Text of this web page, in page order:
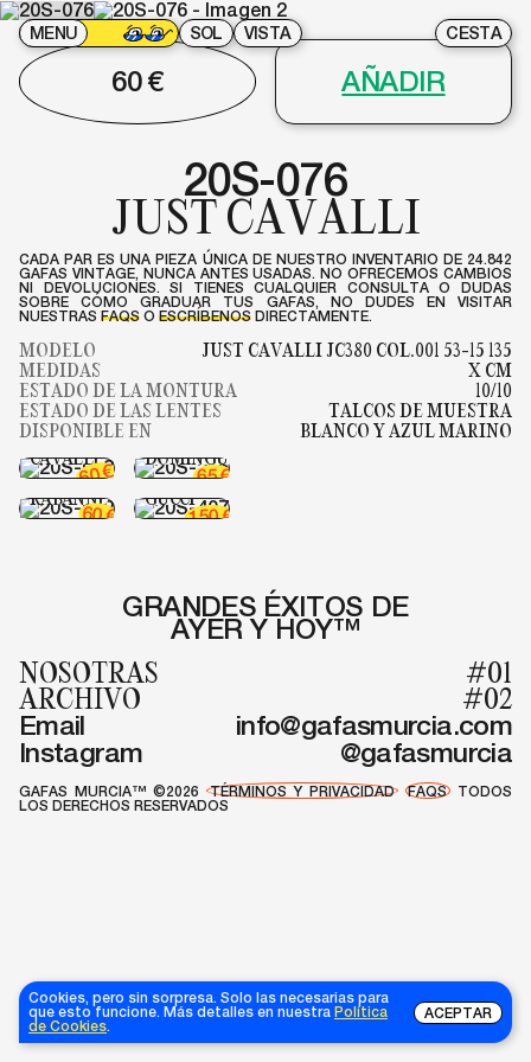
Cookies, pero sin sorpresa. Solo las necesarias para
que esto funcione. Más detalles en nuestra
Política
de Cookies
ACEPTAR
MENU SOL VISTA CESTA
20S-076
JUST CAVALLI
CADA PAR ES UNA PIEZA ÚNICA DE NUESTRO INVENTARIO DE 24.842
GAFAS VINTAGE, NUNCA ANTES USADAS. NO OFRECEMOS CAMBIOS
NI DEVOLUCIONES. SI TIENES CUALQUIER CONSULTA O DUDAS
SOBRE CÓMO GRADUAR TUS GAFAS, NO DUDES EN VISITAR
NUESTRAS FAQS O ESCRÍBENOS DIRECTAMENTE.
MODELO
JUST CAVALLI JC380 COL.001 53-15 135
MEDIDAS
X CM
ESTADO DE LA MONTURA
10/10
ESTADO DE LAS LENTES
TALCOS DE MUESTRA
DISPONIBLE EN
BLANCO Y AZUL MARINO
60€ AÑADIR
20S-018
JUST
CAVALLI
60€
20S-256
ADOLFO
DOMINGUEZ
65€
20S-082
PACO
RABANNE
60€
20S-407
GUCCI
150€
GRANDES ÉXITOS DE
AYER Y HOY™
NOSOTRAS
#01
ARCHIVO
#02
Email
info@gafasmurcia.com
Instagram
@gafasmurcia
GAFAS MURCIA™ ©2026 TÉRMINOS Y PRIVACIDAD FAQS TODOS
LOS DERECHOS RESERVADOS